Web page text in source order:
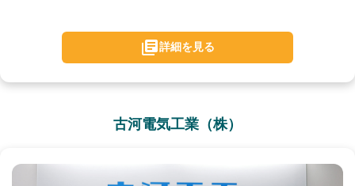
詳細を見る
古河電気工業（株）